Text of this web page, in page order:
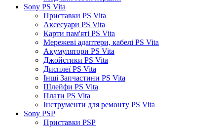
Sony PS Vita
Приставки PS Vita
Аксесуари PS Vita
Карти пам'яті PS Vita
Мережеві адаптери, кабелі PS Vita
Акумулятори PS Vita
Джойстики PS Vita
Дисплеї PS Vita
Інші Запчастини PS Vita
Шлейфи PS Vita
Плати PS Vita
Інструменти для ремонту PS Vita
Sony PSP
Приставки PSP